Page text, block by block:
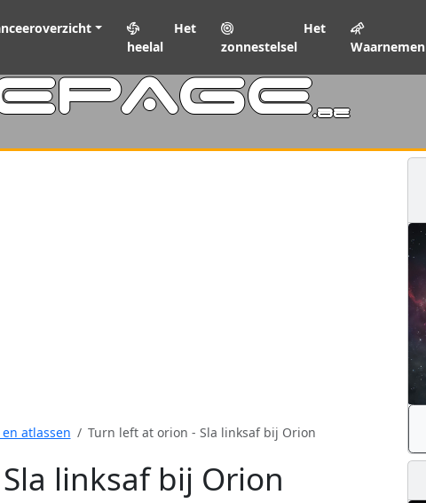
Het
heelal
Het
zonnestelsel
Waarnemen
.be
en atlassen Turn left at orion - Sla linksaf bij Orion
linksaf bij Orion